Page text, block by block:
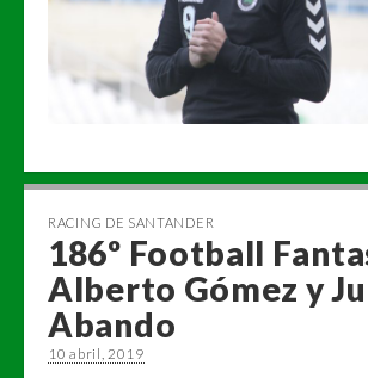
RACING DE SANTANDER
186º Football
Alberto Gómez y
Abando
10 abril, 2019